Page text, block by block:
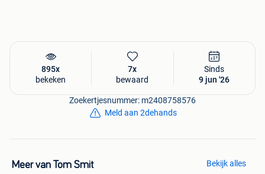
895x
bekeken
7x
bewaard
Sinds
9 jun '26
Zoekertjesnummer: m2408758576
Meld aan 2dehands
Meer van Tom Smit Bekijk alles